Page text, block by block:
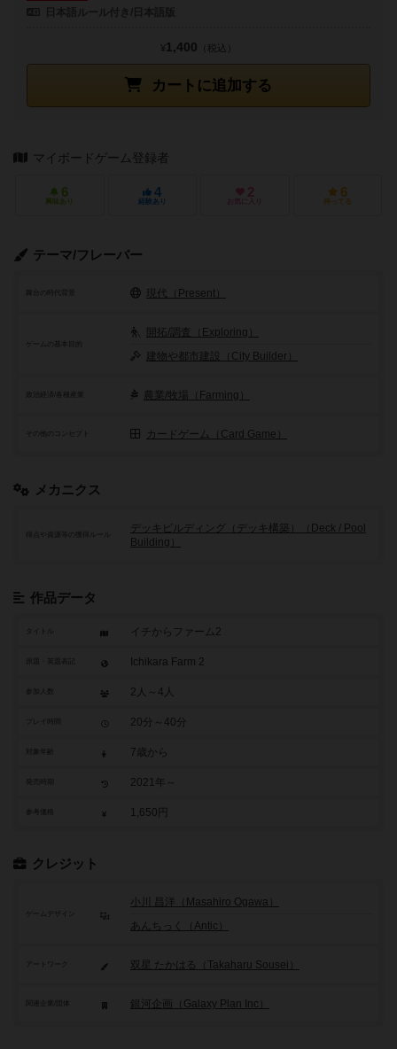
カートに追加する
¥1,400 （税込）
マイボードゲーム登録者
6
興味あり
4
経験あり
2
お気に入り
6
持ってる
テーマ/フレーバー
舞台の時代背景 現代（Present）
開拓/調査（Exploring）
建物や都市建設（City Builder）
政治経済/各種産業 農業/牧場（Farming）
その他のコンセプト カードゲーム（Card Game）
メカニクス
デッキビルディング（デッキ構築）（Deck / Pool
Building）
作品データ
タイトル イチからファーム2
Ichikara Farm 2
参加人数 2人～4人
20分～40分
7歳から
2021年～
1,650円
クレジット
小川 昌洋（Masahiro Ogawa）
あんちっく（Antic）
アートワーク 双星 たかはる（Takaharu Sousei）
銀河企画（Galaxy Plan Inc）